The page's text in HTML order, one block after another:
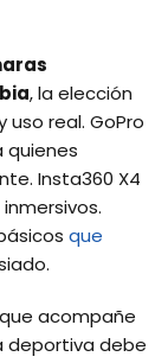
, la elección
real. GoPro
quienes
Insta360 X4
que
acompañe
deportiva debe